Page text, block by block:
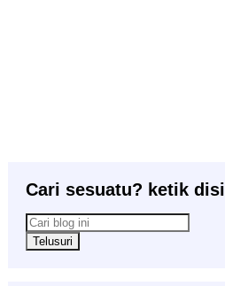
Cari sesuatu? ketik